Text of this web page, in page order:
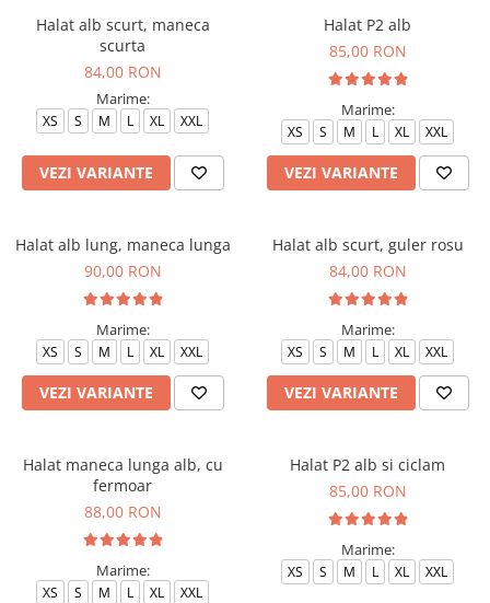
Halate medicale polar - unisex
Sorturi restaurante
Tricouri de lucru
Bonete
Noutati
Halat alb scurt, maneca
scurta
84,00 RON
Marime:
XS S M L XL XXL
VEZI VARIANTE
Halat P2 alb
85,00 RON
Marime:
XS S M L XL XXL
VEZI VARIANTE
Halat alb lung, maneca lunga
90,00 RON
Marime:
XS S M L XL XXL
VEZI VARIANTE
Halat alb scurt, guler rosu
84,00 RON
Marime:
XS S M L XL XXL
VEZI VARIANTE
Halat maneca lunga alb, cu
fermoar
88,00 RON
Marime:
XS S M L XL XXL
Halat P2 alb si ciclam
85,00 RON
Marime:
XS S M L XL XXL